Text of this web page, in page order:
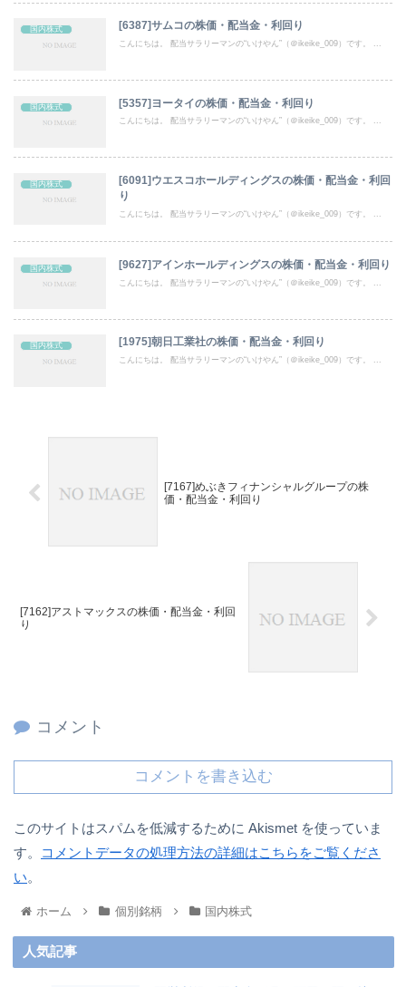
国内株式 [6387]サムコの株価・配当金・利回り
こんにちは。 配当サラリーマンの“いけやん”（＠ikeike_009）です。 ...
国内株式 [5357]ヨータイの株価・配当金・利回り
こんにちは。 配当サラリーマンの“いけやん”（＠ikeike_009）です。 ...
国内株式
[6091]ウエスコホールディングスの株価・配当金・利回
り
こんにちは。 配当サラリーマンの“いけやん”（＠ikeike_009）です。 ...
国内株式 [9627]アインホールディングスの株価・配当金・利回り
こんにちは。 配当サラリーマンの“いけやん”（＠ikeike_009）です。 ...
国内株式 [1975]朝日工業社の株価・配当金・利回り
こんにちは。 配当サラリーマンの“いけやん”（＠ikeike_009）です。 ...
[7167]めぶきフィナンシャルグループの株
価・配当金・利回り
[7162]アストマックスの株価・配当金・利回
り
コメント
コメントを書き込む
このサイトはスパムを低減するために Akismet を使っていま
す。
コメントデータの処理方法の詳細はこちらをご覧くださ
い。
ホーム 個別銘柄 国内株式
人気記事